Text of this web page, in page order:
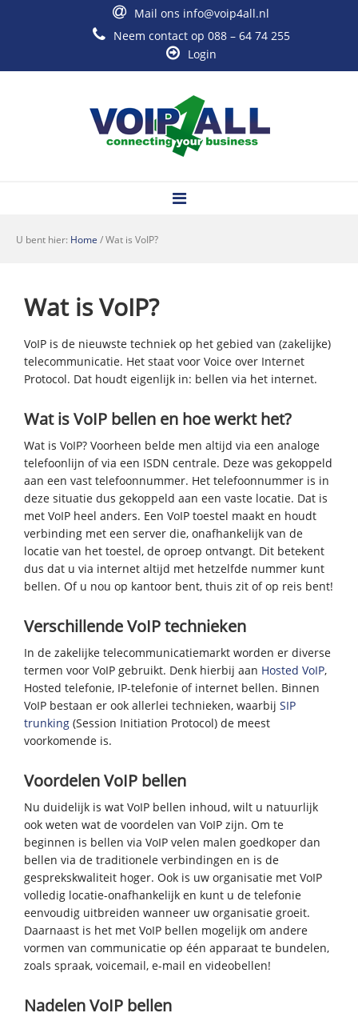
Mail ons info@voip4all.nl
Neem contact op 088 – 64 74 255
Login
U bent hier: Home /Wat is VoIP?
Wat is VoIP?
VoIP is de nieuwste techniek op het gebied van (zakelijke)
telecommunicatie. Het staat voor Voice over Internet
Protocol. Dat houdt eigenlijk in: bellen via het internet.
Wat is VoIP bellen en hoe werkt het?
Wat is VoIP? Voorheen belde men altijd via een analoge
telefoonlijn of via een ISDN centrale. Deze was gekoppeld
aan een vast telefoonnummer. Het telefoonnummer is in
deze situatie dus gekoppeld aan een vaste locatie. Dat is
met VoIP heel anders. Een VoIP toestel maakt en houdt
verbinding met een server die, onafhankelijk van de
locatie van het toestel, de oproep ontvangt. Dit betekent
dus dat u via internet altijd met hetzelfde nummer kunt
bellen. Of u nou op kantoor bent, thuis zit of op reis bent!
Verschillende VoIP technieken
In de zakelijke telecommunicatiemarkt worden er diverse
termen voor VoIP gebruikt. Denk hierbij aan Hosted VoIP,
Hosted telefonie, IP-telefonie of internet bellen. Binnen
VoIP bestaan er ook allerlei technieken, waarbij SIP
trunking (Session Initiation Protocol) de meest
voorkomende is.
Voordelen VoIP bellen
Nu duidelijk is wat VoIP bellen inhoud, wilt u natuurlijk
ook weten wat de voordelen van VoIP zijn. Om te
beginnen is bellen via VoIP velen malen goedkoper dan
bellen via de traditionele verbindingen en is de
gesprekskwaliteit hoger. Ook is uw organisatie met VoIP
volledig locatie-onafhankelijk en kunt u de telefonie
eenvoudig uitbreiden wanneer uw organisatie groeit.
Daarnaast is het met VoIP bellen mogelijk om andere
vormen van communicatie op één apparaat te bundelen,
zoals spraak, voicemail, e-mail en videobellen!
Nadelen VoIP bellen